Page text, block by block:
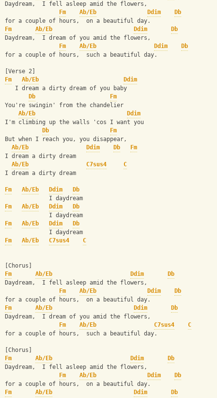
Daydream,  I fell asleep amid the flowers,
Fm
Ab/Eb Ddim
Db
for a couple of hours,  on a beautiful day.
Fm
Ab/Eb Ddim
Db
Daydream,  I dream of you amid the flowers,
Fm
Ab/Eb Ddim
Db
for a couple of hours,  such a beautiful day.
[Verse 2]
Fm
Ab/Eb
Ddim
   I dream a dirty dream of you baby
Db
Fm
You're swingin' from the chandelier
Ab/Eb
Ddim
I'm climbing up the walls 'cos I want you
Db
Fm
But when I reach you, you disappear,
Ab/Eb
Ddim Db
Fm
I dream a dirty dream
Ab/Eb
C7sus4
C
I dream a dirty dream
Fm Ab/Eb Ddim
Db
             I daydream
Fm
Ab/Eb Ddim
Db
             I daydream
Fm
Ab/Eb Ddim
Db
             I daydream
Fm
Ab/Eb C7sus4 C
[Chorus]
Fm
Ab/Eb Ddim
Db
Daydream,  I fell asleep amid the flowers,
Fm
Ab/Eb Ddim
Db
for a couple of hours,  on a beautiful day.
Fm
Ab/Eb Ddim
Db
Daydream,  I dream of you amid the flowers,
Fm
Ab/Eb C7sus4
C
for a couple of hours,  such a beautiful day.
[Chorus]
Fm
Ab/Eb Ddim
Db
Daydream,  I fell asleep amid the flowers,
Fm
Ab/Eb Ddim
Db
for a couple of hours,  on a beautiful day.
Fm
Ab/Eb Ddim
Db